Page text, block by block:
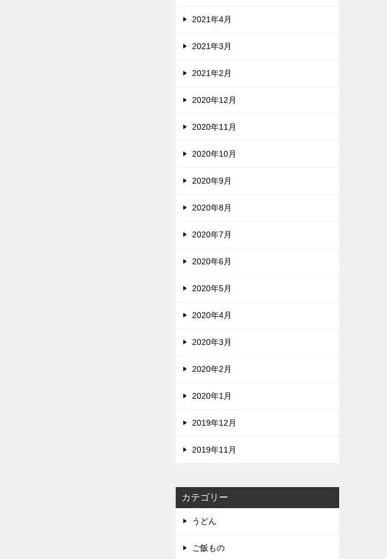
2021年4月
2021年3月
2021年2月
2020年12月
2020年11月
2020年10月
2020年9月
2020年8月
2020年7月
2020年6月
2020年5月
2020年4月
2020年3月
2020年2月
2020年1月
2019年12月
2019年11月
カテゴリー
うどん
ご飯もの